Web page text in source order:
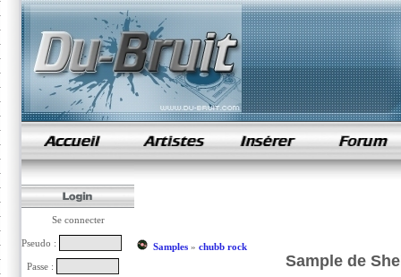
samples de rap
Se connecter
Pseudo :
Passe :
Samples» chubb rock
Sample de